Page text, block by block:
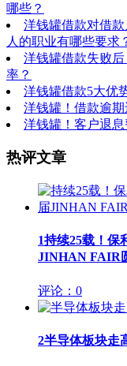
哪些？
洋钱罐借款对借
人的职业有哪些要求
洋钱罐借款失败
率？
洋钱罐借款5大优
洋钱罐！借款逾
洋钱罐！客户退息
热评文章
1持续25载！保
JINHAN FAIR
评论：0
2半导体板块走